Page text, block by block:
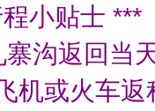
小贴士 ***
寨沟返回当
机或火车